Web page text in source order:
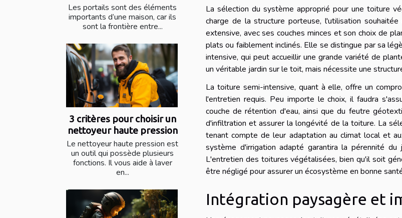
Les portails sont des éléments
importants d’une maison, car ils
sont la frontière entre...
3 critères pour choisir un
nettoyeur haute pression
Le nettoyeur haute pression est
un outil qui possède plusieurs
fonctions. Il vous aide à laver
en...
La sélection du système approprié pour une toiture
charge de la structure porteuse, l'utilisation
extensive, avec ses couches minces et son choix de
plats ou faiblement inclinés. Elle se distingue par sa
intensive, qui peut accueillir une grande variété de
un véritable jardin sur le toit, mais nécessite une
La toiture semi-intensive, quant à elle, offre un
l'entretien requis. Peu importe le choix, il faudra
couche de rétention d'eau, ainsi que du feutre
d'infiltration et assurer la longévité de la toiture. La
tenant compte de leur adaptation au climat local et
système d'irrigation adapté garantira la pérennité
L'entretien des toitures végétalisées, bien qu'il soit
être négligé pour assurer un écosystème en bonne
Intégration paysagère et